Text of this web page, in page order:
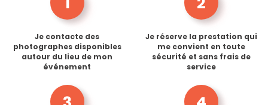
Je contacte des
photographes disponibles
autour du lieu de mon
événement
Je réserve la prestation qui
me convient en toute
sécurité et sans frais de
service